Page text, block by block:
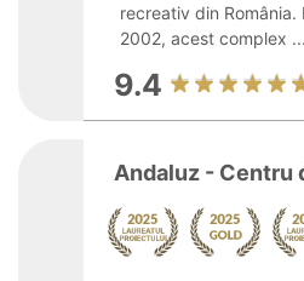
recreativ din România.
2002, acest complex ...
9.4
Andaluz - Centru